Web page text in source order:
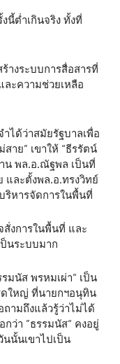
นี้ต่ำเกินจริง ทั้งที่
างระบบการสื่อสารที่
ะความช่วยเหลือ
ได้ว่าสมัยรัฐบาลเพื่อ
าย” เขาให้ “ธีรรัตน์
น พล.อ.ณัฐพล เป็นที่
และตั้งพล.อ.ทรงวิทย์
หารจัดการในพื้นที่
สั่งการในพื้นที่ และ
นระบบมาก
มนัส พรหมเผ่า“ เป็น
ใหญ่ ที่นายกฯอนุทิน
ถามถึงแล้วรู้ว่าไม่ได้
ว่า ”ธรรมนัส“ คงอยู่
นั้นเขาไปเป็น